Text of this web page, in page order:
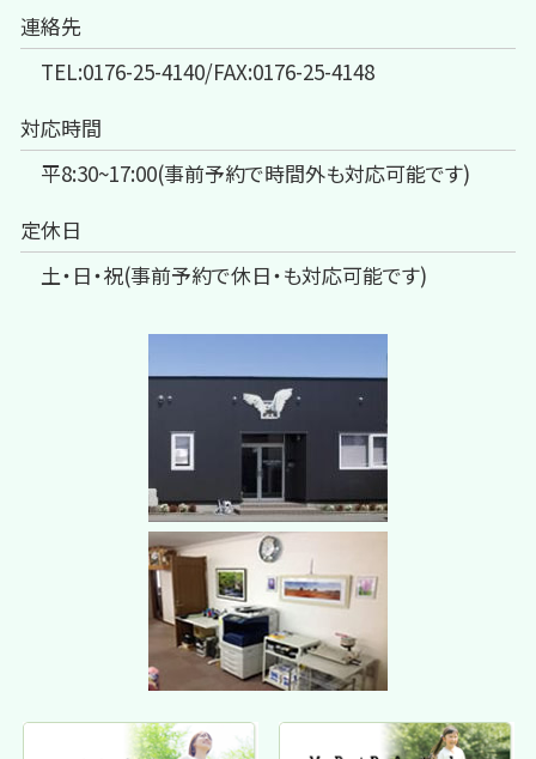
連絡先
TEL:0176-25-4140/FAX:0176-25-4148
対応時間
平8:30~17:00(事前予約で時間外も対応可能です)
定休日
土・日・祝(事前予約で休日・も対応可能です)